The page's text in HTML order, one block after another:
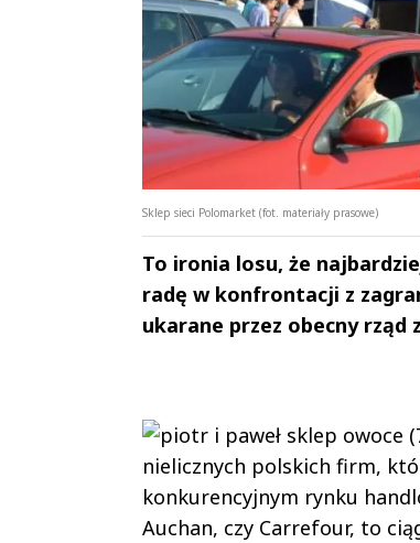
Sklep sieci Polomarket (fot. materiały prasowe)
To ironia losu, że
radę w konfrontacji z
ukarane przez obecny rząd
nielicznych polskich firm,
konkurencyjnym rynku
Auchan, czy Carrefour, to
Andrzej i Marta